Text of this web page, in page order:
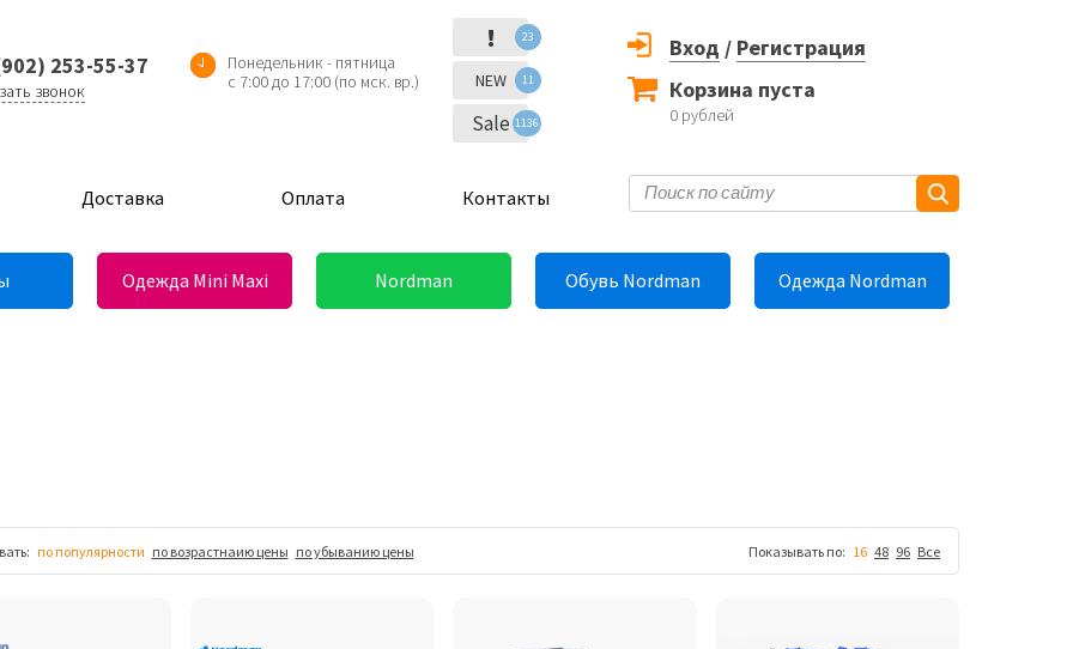
253-55-37
звонок
Понедельник - пятница
с 7:00 до 17:00 (по мск. вр.)
! 23
NEW 11
Sale 1136
Вход / Регистрация
Корзина пуста
0 рублей
Доставка Оплата Контакты
Одежда Mini Maxi Nordman Обувь Nordman Одежда Nordman
по популярности по возрастнаию цены по убыванию цены Показывать по: 16 48 96 Все